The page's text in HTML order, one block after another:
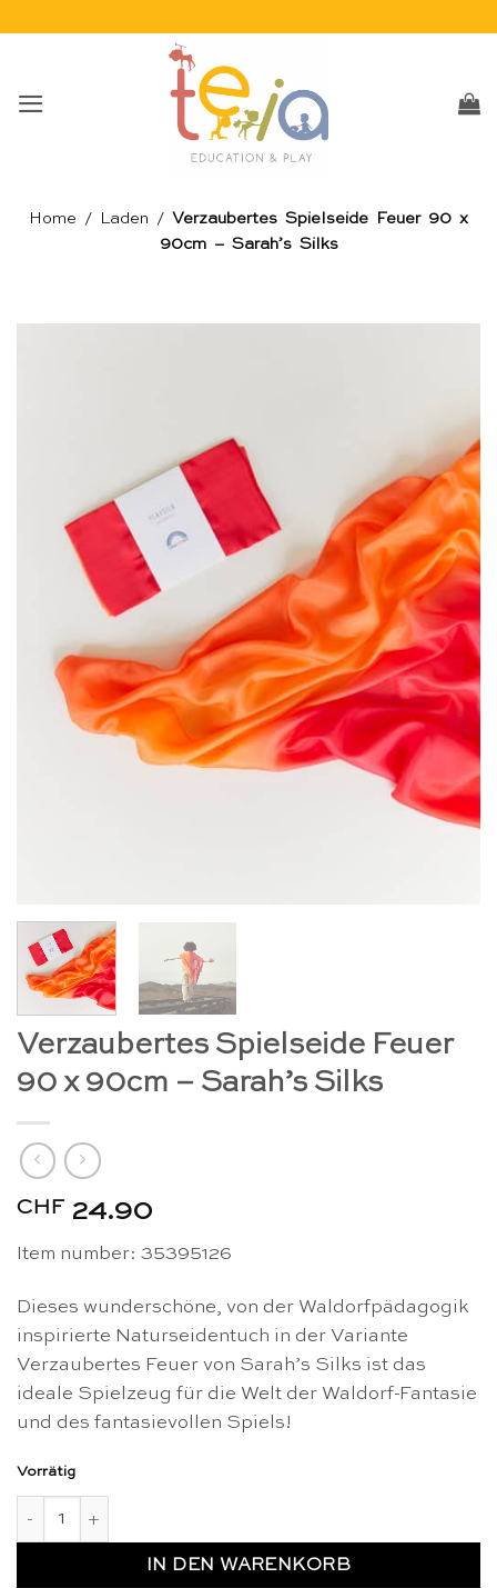
Home / Laden / Verzaubertes Spielseide Feuer 90 x
90cm – Sarah’s Silks
Verzaubertes Spielseide Feuer
90 x 90cm – Sarah’s Silks
CHF 24.90
Item number: 35395126
Dieses wunderschöne, von der Waldorfpädagogik
inspirierte Naturseidentuch in der Variante
Verzaubertes Feuer von Sarah’s Silks ist das
ideale Spielzeug für die Welt der Waldorf-Fantasie
und des fantasievollen Spiels!
Vorrätig
IN DEN WARENKORB